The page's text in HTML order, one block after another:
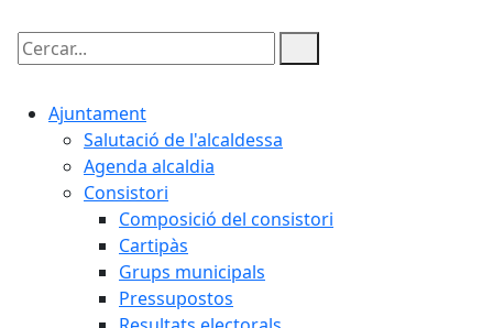
Cercar:
Ajuntament
Salutació de l'alcaldessa
Agenda alcaldia
Consistori
Composició del consistori
Cartipàs
Grups municipals
Pressupostos